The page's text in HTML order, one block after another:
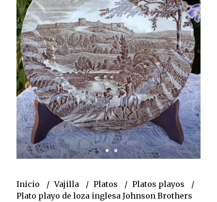
Inicio Vajilla Platos
Platos playos
Plato playo de loza inglesa Johnson Brothers